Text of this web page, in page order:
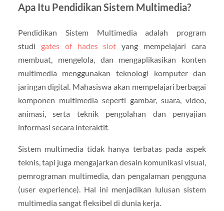
Apa Itu Pendidikan Sistem Multimedia?
Pendidikan Sistem Multimedia adalah program
studi gates of hades slot yang mempelajari cara
membuat, mengelola, dan mengaplikasikan konten
multimedia menggunakan teknologi komputer dan
jaringan digital. Mahasiswa akan mempelajari berbagai
komponen multimedia seperti gambar, suara, video,
animasi, serta teknik pengolahan dan penyajian
informasi secara interaktif.
Sistem multimedia tidak hanya terbatas pada aspek
teknis, tapi juga mengajarkan desain komunikasi visual,
pemrograman multimedia, dan pengalaman pengguna
(user experience). Hal ini menjadikan lulusan sistem
multimedia sangat fleksibel di dunia kerja.